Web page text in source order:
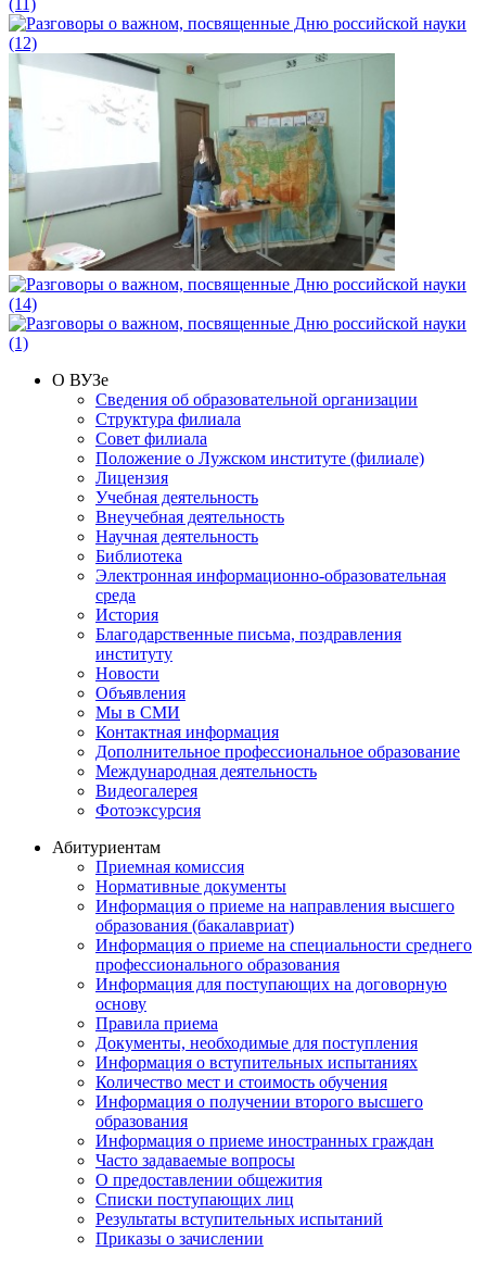
О ВУЗе
Сведения об образовательной организации
Структура филиала
Совет филиала
Положение о Лужском институте (филиале)
Лицензия
Учебная деятельность
Внеучебная деятельность
Научная деятельность
Библиотека
Электронная информационно-образовательная
среда
История
Благодарственные письма, поздравления
институту
Новости
Объявления
Мы в СМИ
Контактная информация
Дополнительное профессиональное образование
Международная деятельность
Видеогалерея
Фотоэксурсия
Абитуриентам
Приемная комиссия
Нормативные документы
Информация о приеме на направления высшего
образования (бакалавриат)
Информация о приеме на специальности среднего
профессионального образования
Информация для поступающих на договорную
основу
Правила приема
Документы, необходимые для поступления
Информация о вступительных испытаниях
Количество мест и стоимость обучения
Информация о получении второго высшего
образования
Информация о приеме иностранных граждан
Часто задаваемые вопросы
О предоставлении общежития
Списки поступающих лиц
Результаты вступительных испытаний
Приказы о зачислении